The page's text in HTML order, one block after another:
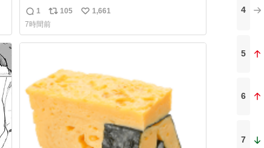
ど！水が来はじめたよ！！！ 作業してくれた
方々ありがとーーー
ー！！！！！！！！！！！！！！！！！！！
！！！！！！！
返
信
数
1
リ
ポ
ス
105
い
ね
1,661
7時間前
4
5
6
7